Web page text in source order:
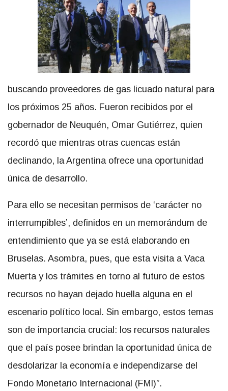
buscando proveedores de gas licuado natural para
los próximos 25 años. Fueron recibidos por el
gobernador de Neuquén, Omar Gutiérrez, quien
recordó que mientras otras cuencas están
declinando, la Argentina ofrece una oportunidad
única de desarrollo.
Para ello se necesitan permisos de ‘carácter no
interrumpibles’, definidos en un memorándum de
entendimiento que ya se está elaborando en
Bruselas. Asombra, pues, que esta visita a Vaca
Muerta y los trámites en torno al futuro de estos
recursos no hayan dejado huella alguna en el
escenario político local. Sin embargo, estos temas
son de importancia crucial: los recursos naturales
que el país posee brindan la oportunidad única de
desdolarizar la economía e independizarse del
Fondo Monetario Internacional (FMI)”.